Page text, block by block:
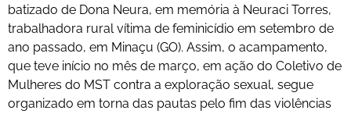
batizado de Dona Neura, em memória à Neuraci Torres,
trabalhadora rural vítima de feminicídio em setembro de
ano passado, em Minaçu (GO). Assim, o acampamento,
que teve início no mês de março, em ação do Coletivo de
Mulheres do MST contra a exploração sexual, segue
organizado em torna das pautas pelo fim das violências